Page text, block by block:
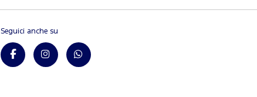
Seguici anche su